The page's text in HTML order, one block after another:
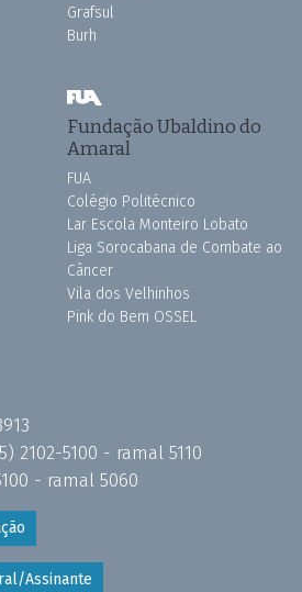
Grafsul
Burh
Fundação Ubaldino do
Amaral
FUA
Colégio Politécnico
Lar Escola Monteiro Lobato
Liga Sorocabana de Combate ao
Câncer
Vila dos Velhinhos
Pink do Bem OSSEL
2102-5100 - ramal 5110
- ramal 5060
Assinante